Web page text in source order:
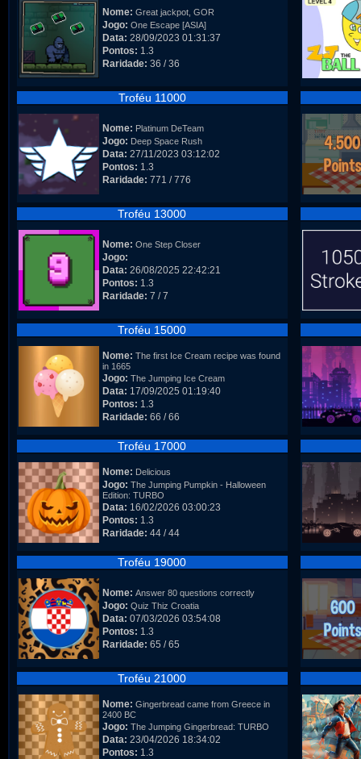
Nome: Great jackpot, GOR
Jogo: One Escape [ASIA]
Data: 28/09/2023 01:31:37
Pontos: 1.3
Raridade: 36 / 36
Troféu 11000
Nome: Platinum DeTeam
Jogo: Deep Space Rush
Data: 27/11/2023 03:12:02
Pontos: 1.3
Raridade: 771 / 776
Troféu 13000
Nome: One Step Closer
Jogo:
Data: 26/08/2025 22:42:21
Pontos: 1.3
Raridade: 7 / 7
Troféu 15000
Nome: The first Ice Cream recipe was found
in 1665
Jogo: The Jumping Ice Cream
Data: 17/09/2025 01:19:40
Pontos: 1.3
Raridade: 66 / 66
Troféu 17000
Nome: Delicious
Jogo: The Jumping Pumpkin - Halloween
Edition: TURBO
Data: 16/02/2026 03:00:23
Pontos: 1.3
Raridade: 44 / 44
Troféu 19000
Nome: Answer 80 questions correctly
Jogo: Quiz Thiz Croatia
Data: 07/03/2026 03:54:08
Pontos: 1.3
Raridade: 65 / 65
Troféu 21000
Nome: Gingerbread came from Greece in
2400 BC
Jogo: The Jumping Gingerbread: TURBO
Data: 23/04/2026 18:34:02
Pontos: 1.3